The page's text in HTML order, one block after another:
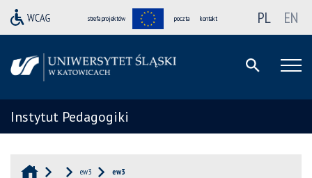
strefa projektów poczta kontakt PL EN
Instytut Pedagogiki
ew3 ew3